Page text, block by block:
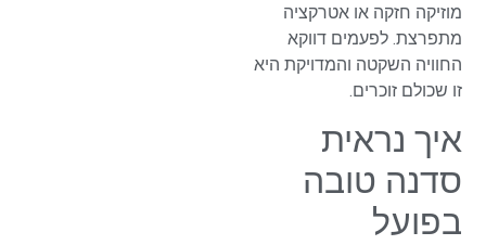
מוזיקה חזקה או אטרקציה
מתפרצת. לפעמים דווקא
החוויה השקטה והמדויקת היא
זו שכולם זוכרים.
איך נראית
סדנה טובה
בפועל